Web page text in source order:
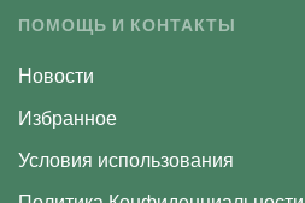
ПОМОЩЬ И КОНТАКТЫ
Новости
Избранное
Условия использования